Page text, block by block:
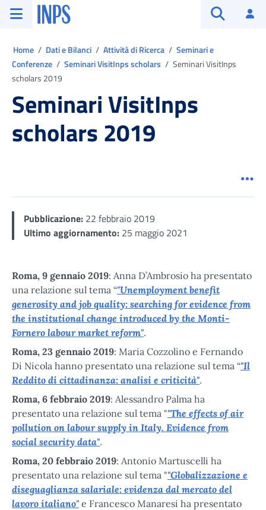
Vai al menu principale
Vai al contenuto principale
Vai al pie' di pagina
INPS ()
Home Dati e Bilanci Attività di Ricerca
Seminari e
Conferenze
Seminari VisitInps scholars
Seminari VisitInps
scholars 2019
Seminari VisitInps
scholars 2019
Pubblicazione: 22 febbraio 2019
Ultimo aggiornamento: 25 maggio 2021
Roma, 9 gennaio 2019: Anna D’Ambrosio ha presentato
una relazione sul tema “"Unemployment benefit
generosity and job quality: searching for evidence from
the institutional change introduced by the Monti-
Fornero labour market reform".
Roma, 23 gennaio 2019: Maria Cozzolino e Fernando
Di Nicola hanno presentato una relazione sul tema “"Il
Reddito di cittadinanza: analisi e criticità".
Roma, 6 febbraio 2019: Alessandro Palma ha
presentato una relazione sul tema ""The effects of air
pollution on labour supply in Italy. Evidence from
social security data".
Roma, 20 febbraio 2019: Antonio Martuscelli ha
presentato una relazione sul tema ""Globalizzazione e
diseguaglianza salariale: evidenza dal mercato del
lavoro italiano" e Francesco Manaresi ha presentato